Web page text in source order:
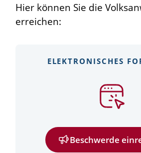
Hier können Sie die
erreichen:
ELEKTRONISCHES
Beschwerde